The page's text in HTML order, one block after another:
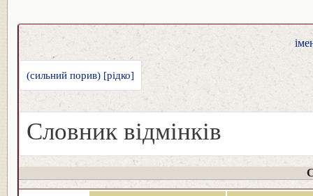
(сильний порив) [рідко]
Словник відмінків